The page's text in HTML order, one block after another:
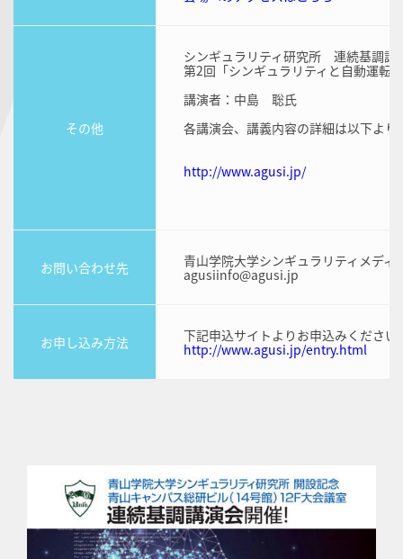
その他
シンギュラリティ研究所 連続基調講
第2回「シンギュラリティと自動運転
講演者：中島 聡氏
各講演会、講義内容の詳細は以下より
http://www.agusi.jp/
お問い合わせ先
青山学院大学シンギュラリティメディ
agusiinfo@agusi.jp
お申し込み方法
下記申込サイトよりお申込みください
http://www.agusi.jp/entry.html